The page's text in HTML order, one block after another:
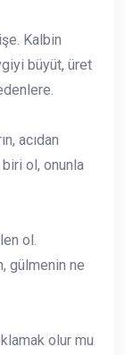
Kalbin
büyüt, üret
acıdan
biri ol, onunla
ol.
gülmenin ne
olur mu